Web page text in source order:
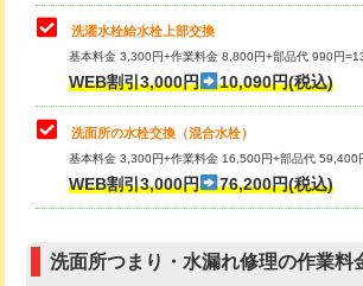
排水管工事（追加 排水管工事/3ｍ超
え）
マス交換（土の掘削・埋め戻し作業）
マス交換（深さ50㎝未満）
マス交換（深さ50㎝以上）
交換・取付（タンク）
交換・取付(単水栓（壁付・デッキ
式）)
交換・取付(混合水栓（壁付・デッキ
式・ワンホール）)
（P/S/ポップアップ））
洗濯水栓給水栓上部交換
基本料金 3,300円+作業料金 8,800円+部品代 990円
WEB割引3,000円 10,090円(税込)
洗面所の水栓交換（混合水栓）
基本料金 3,300円+作業料金 16,500円+部品代 59,400
WEB割引3,000円 76,200円(税込)
洗面所つまり・水漏れ修理の作業料